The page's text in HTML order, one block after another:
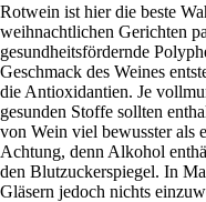
Rotwein ist hier die beste
weihnachtlichen Gerichten
gesundheitsfördernde
Geschmack des Weines
die Antioxidantien. Je
gesunden Stoffe sollten
von Wein viel bewusster als
Achtung, denn Alkohol
den Blutzuckerspiegel. In
Gläsern jedoch nichts